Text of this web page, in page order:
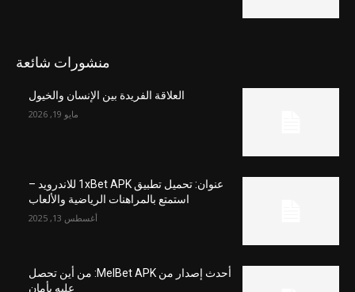
منشورات شائعة
العلاقة الفريدة بين الإنسان والخيول
مايو 19, 2026
عنوان: تحميل تطبيق 1xBet APK للاندرويد –
استمتع بالمراهنات الرياضية والألعاب
أغسطس 13, 2025
أحدث إصدار من MelBet APK: من أين تحصل
عليه بأمان